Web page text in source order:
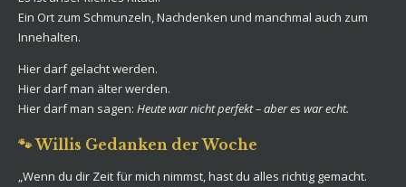
Ein Ort zum Schmunzeln, Nachdenken und manchmal auch zum
Innehalten.
Hier darf gelacht werden.
Hier darf man älter werden.
Hier darf man sagen: Heute war nicht perfekt – aber es war echt.
🐾 Willis Gedanken der Woche
„Wenn du dir Zeit für mich nimmst, hast du alles richtig gemacht.